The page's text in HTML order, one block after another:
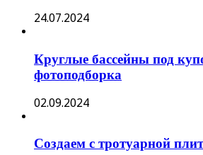
24.07.2024
Круглые бассейны под
фотоподборка
02.09.2024
Создаем с тротуарной